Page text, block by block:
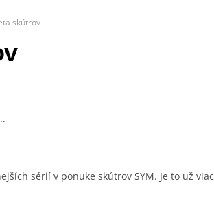
skútrov
sérií v ponuke skútrov SYM. Je to už viac